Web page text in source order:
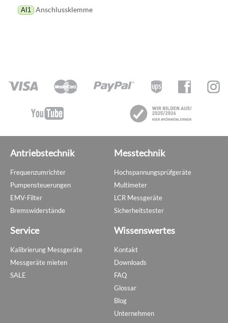
AI1 Anschlussklemme
Antriebstechnik
Frequenzumrichter
Pumpensteuerungen
EMV-Filter
Bremswiderstände
Messtechnik
Hochspannungsprüfgeräte
Multimeter
LCR Messgeräte
Sicherheitstester
Service
Kalibrierung Messgeräte
Messgeräte mieten
SALE
Wissenswertes
Kontakt
Downloads
FAQ
Glossar
Blog
Unternehmen